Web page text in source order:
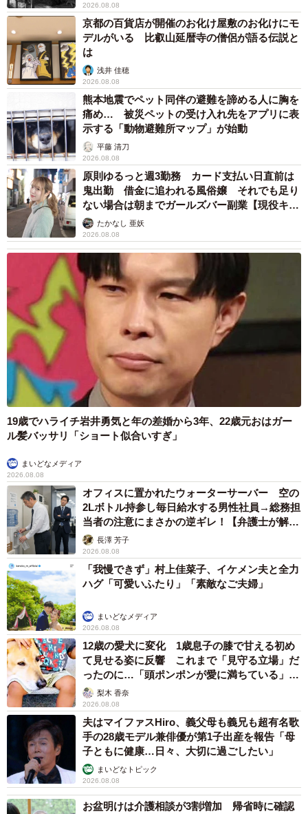
2026.08.08
京都の百貨店が開催のお化け屋敷のお化けにモ
デルがいる 比叡山延暦寺の僧侶が語る伝説と
は
浅井 佳穂
2026.08.08
熊本地震でペット同伴の避難を諦める人に胸を
痛め… 被災ペットの受け入れ先をアプリに表
示する「動物避難所マップ」が始動
平藤 清刀
2026.08.08
原則ゆるっと週3勤務 カード支払い日直前は
鬼出勤 借金に追われる風俗嬢 それでも足り
ない場合は朝までガールズバー副業【現役キャ
ストに取材】
たかなし 亜妖
2026.08.08
19歳でハライチ岩井勇気と年の差婚から3年、22歳元おはガー
ル髪バッサリ「ショート似合いすぎ」
まいどなメディア
2026.08.08
オフィスに置かれたウォーターサーバー 空の
2Lボトル持参し毎日給水する男性社員→総務担
当者の注意にまさかの逆ギレ！【弁護士が解
説】長澤 芳子
2026.08.08
「我慢できず」村上佳菜子、イケメン夫と全力
ハグ「可愛いふたり」「素敵なご夫婦」
まいどなメディア
2026.08.08
12歳の愛犬に変化 1歳息子の膝で甘える初め
て見せる姿に反響 これまで「見守る立場」だ
ったのに…「頭ポンポンが愛に満ちている」
「尊…」
梨木 香奈
2026.08.08
夫はマイファスHiro、義父母も義兄も超有名歌
手の28歳モデル兼俳優が第1子出産を報告「母
子ともに健康…日々、大切に過ごしたい」
まいどなトピック
2026.08.08
お盆明けは介護相談が3割増加 帰省時に確認